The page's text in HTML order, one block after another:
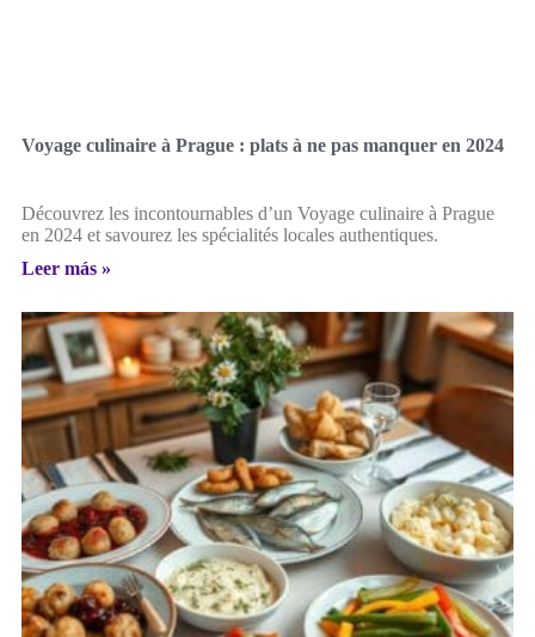
Voyage culinaire à Prague : plats à ne pas manquer en 2024
Découvrez les incontournables d’un Voyage culinaire à Prague
en 2024 et savourez les spécialités locales authentiques.
Leer más »